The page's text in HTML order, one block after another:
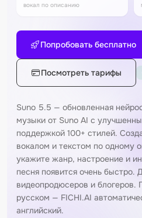
вокал по описанию
Попробовать бесплатно
Посмотреть тарифы
Suno 5.5 — обновленная
музыки от Suno AI с
поддержкой 100+ стилей.
вокалом и текстом по одному
укажите жанр, настроение и
песня появится очень быстро.
видеопродюсеров и
русском — FICHI.AI
английский.